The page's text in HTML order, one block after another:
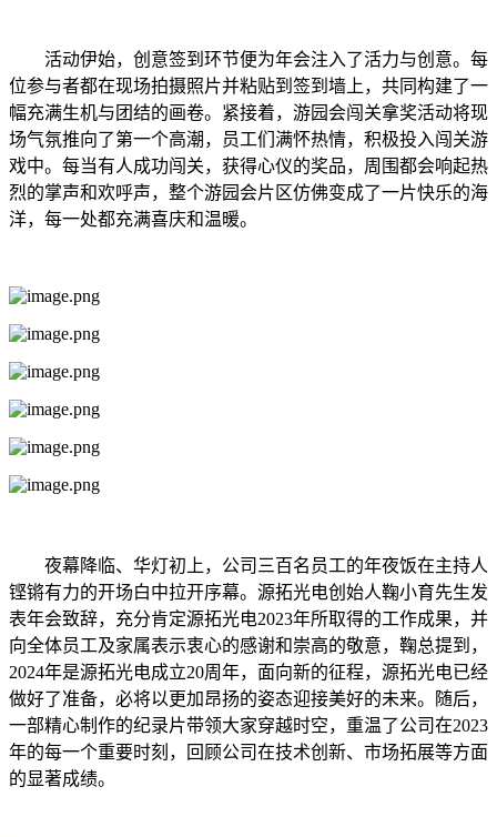
活动伊始，创意签到环节便为年会注入了活力与创意。每
位参与者都在现场拍摄照片并粘贴到签到墙上，共同构建了一
幅充满生机与团结的画卷。紧接着，游园会闯关拿奖活动将现
场气氛推向了第一个高潮，员工们满怀热情，积极投入闯关游
戏中。每当有人成功闯关，获得心仪的奖品，周围都会响起热
烈的掌声和欢呼声，整个游园会片区仿佛变成了一片快乐的海
洋，每一处都充满喜庆和温暖。
夜幕降临、华灯初上，公司三百名员工的年夜饭在主持人
铿锵有力的开场白中拉开序幕。源拓光电创始人鞠小育先生发
表年会致辞，充分肯定源拓光电2023年所取得的工作成果，并
向全体员工及家属表示衷心的感谢和崇高的敬意，鞠总提到，
2024年是源拓光电成立20周年，面向新的征程，源拓光电已经
做好了准备，必将以更加昂扬的姿态迎接美好的未来。随后，
一部精心制作的纪录片带领大家穿越时空，重温了公司在2023
年的每一个重要时刻，回顾公司在技术创新、市场拓展等方面
的显著成绩。